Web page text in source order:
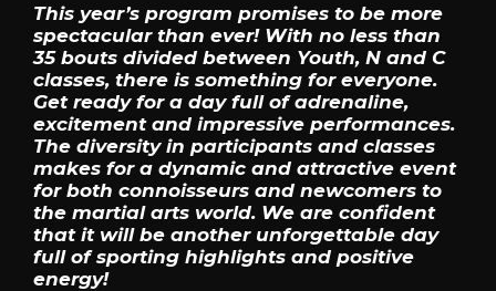
This year’s program promises to be more
spectacular than ever! With no less than
35 bouts divided between Youth, N and C
classes, there is something for everyone.
Get ready for a day full of adrenaline,
excitement and impressive performances.
The diversity in participants and classes
makes for a dynamic and attractive event
for both connoisseurs and newcomers to
the martial arts world. We are confident
that it will be another unforgettable day
full of sporting highlights and positive
energy!